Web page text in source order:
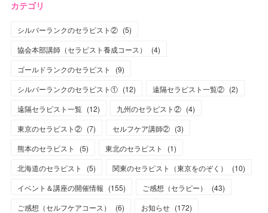
カテゴリ
シルバーランクのセラピスト② (5)
協会本部講師（セラピスト養成コース）
(4)
ゴールドランクのセラピスト
(9)
シルバーランクのセラピスト① (12) 遠隔セラピスト一覧② (2)
遠隔セラピスト一覧 (12) 九州のセラピスト② (4)
東京のセラピスト② (7) セルフケア講師② (3)
熊本のセラピスト
(5) 東北のセラピスト (1)
北海道のセラピスト
(5) 関東のセラピスト（東京をのぞく） (10)
イベント＆講座の開催情報 (155) ご感想（セラピー） (43)
ご感想（セルフケアコース）
(6) お知らせ (172)